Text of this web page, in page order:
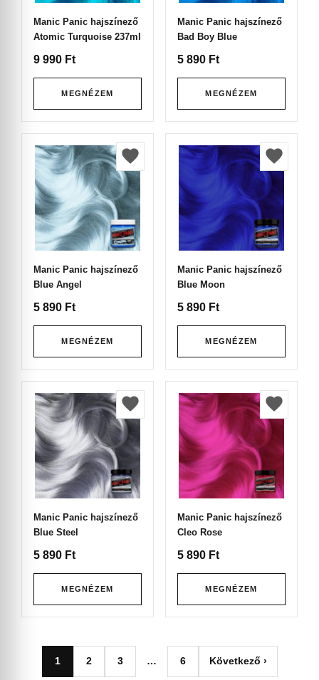
Manic Panic hajszínező
Atomic Turquoise 237ml
9 990 Ft
MEGNÉZEM
Manic Panic hajszínező
Bad Boy Blue
5 890 Ft
MEGNÉZEM
Manic Panic hajszínező
Blue Angel
5 890 Ft
MEGNÉZEM
Manic Panic hajszínező
Blue Moon
5 890 Ft
MEGNÉZEM
Manic Panic hajszínező
Blue Steel
5 890 Ft
MEGNÉZEM
Manic Panic hajszínező
Cleo Rose
5 890 Ft
MEGNÉZEM
1 2 3 … 6 Következő ›